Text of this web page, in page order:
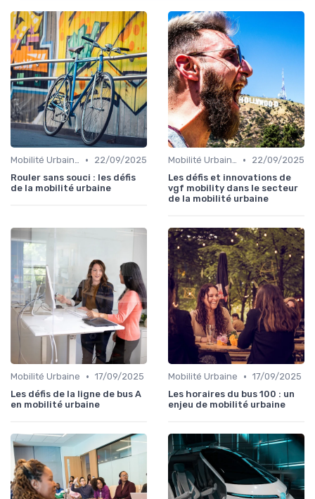
Mobilité Urbaine •
22/09/2025
Rouler sans souci : les défis
de la mobilité urbaine
Mobilité Urbaine •
22/09/2025
Les défis et innovations de
vgf mobility dans le secteur
de la mobilité urbaine
Mobilité Urbaine • 17/09/2025
Les défis de la ligne de bus A
en mobilité urbaine
Mobilité Urbaine • 17/09/2025
Les horaires du bus 100 : un
enjeu de mobilité urbaine